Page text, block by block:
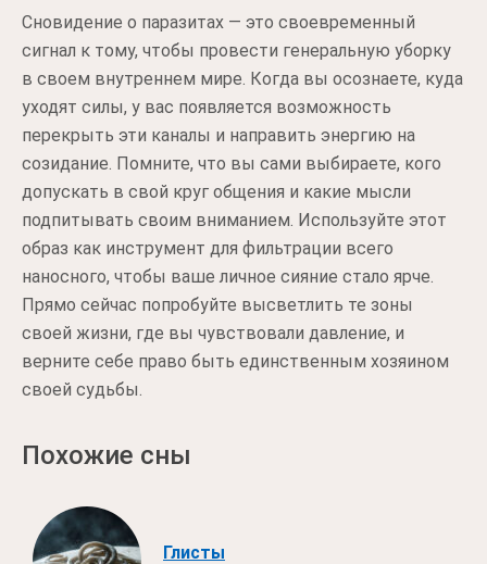
Сновидение о паразитах — это своевременный
сигнал к тому, чтобы провести генеральную уборку
в своем внутреннем мире. Когда вы осознаете, куда
уходят силы, у вас появляется возможность
перекрыть эти каналы и направить энергию на
созидание. Помните, что вы сами выбираете, кого
допускать в свой круг общения и какие мысли
подпитывать своим вниманием. Используйте этот
образ как инструмент для фильтрации всего
наносного, чтобы ваше личное сияние стало ярче.
Прямо сейчас попробуйте высветлить те зоны
своей жизни, где вы чувствовали давление, и
верните себе право быть единственным хозяином
своей судьбы.
Похожие сны
Глисты